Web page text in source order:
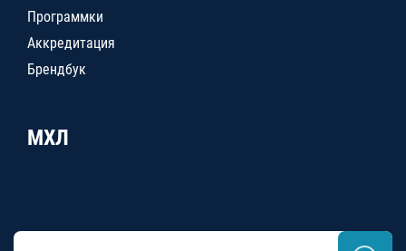
Программки
Аккредитация
Брендбук
МХЛ